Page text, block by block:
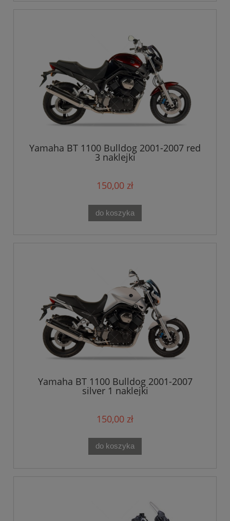
Yamaha BT 1100 Bulldog 2001-2007 red
3 naklejki
150,00 zł
do koszyka
Yamaha BT 1100 Bulldog 2001-2007
silver 1 naklejki
150,00 zł
do koszyka